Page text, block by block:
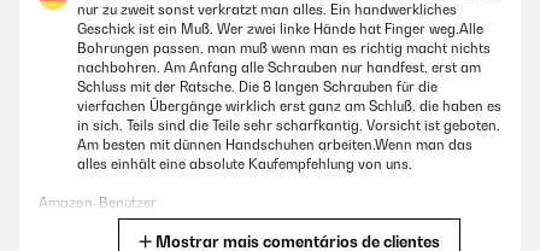
nur zu zweit sonst verkratzt man alles. Ein handwerkliches
Geschick ist ein Muß. Wer zwei linke Hände hat Finger weg.Alle
Bohrungen passen, man muß wenn man es richtig macht nichts
nachbohren. Am Anfang alle Schrauben nur handfest, erst am
Schluss mit der Ratsche. Die 8 langen Schrauben für die
vierfachen Übergänge wirklich erst ganz am Schluß, die haben es
in sich. Teils sind die Teile sehr scharfkantig, Vorsicht ist geboten.
Am besten mit dünnen Handschuhen arbeiten.Wenn man das
alles einhält eine absolute Kaufempfehlung von uns.
Amazon-Benutzer
Mostrar mais comentários de clientes